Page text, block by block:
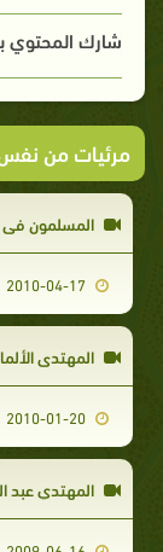
شارك المحتوي
مرئيات من
المسلمون في
المهتدى
المهتدي عبد